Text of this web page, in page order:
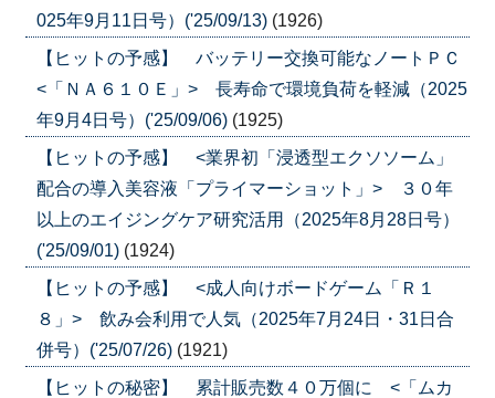
025年9月11日号）('25/09/13) (1926)
【ヒットの予感】 バッテリー交換可能なノートＰＣ
<「ＮＡ６１０Ｅ」> 長寿命で環境負荷を軽減（2025
年9月4日号）('25/09/06) (1925)
【ヒットの予感】 <業界初「浸透型エクソソーム」
配合の導入美容液「プライマーショット」> ３０年
以上のエイジングケア研究活用（2025年8月28日号）
('25/09/01) (1924)
【ヒットの予感】 <成人向けボードゲーム「Ｒ１
８」> 飲み会利用で人気（2025年7月24日・31日合
併号）('25/07/26) (1921)
【ヒットの秘密】 累計販売数４０万個に <「ムカ